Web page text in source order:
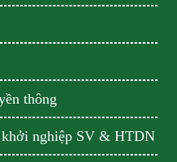
thông
nghiệp SV & HTDN